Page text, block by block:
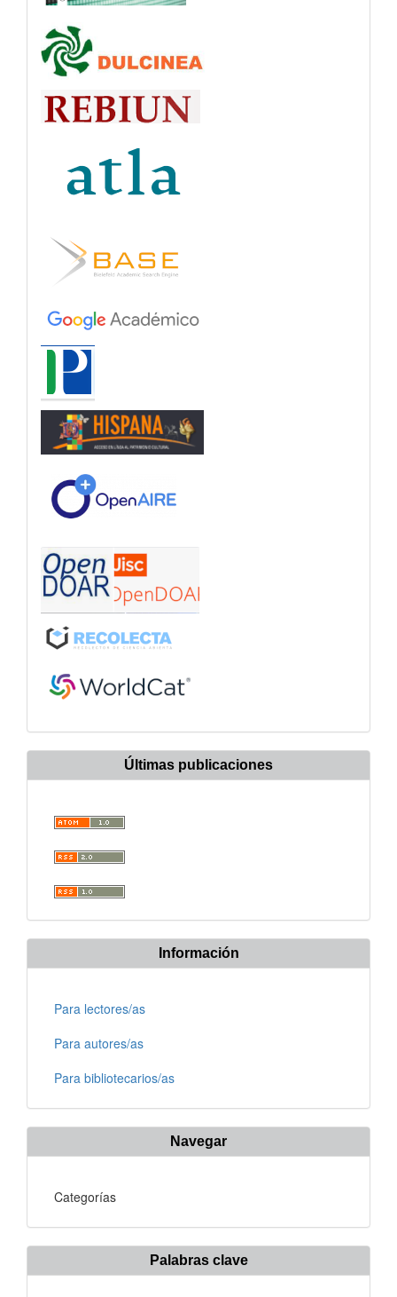
Últimas publicaciones
Información
Para lectores/as
Para autores/as
Para bibliotecarios/as
Navegar
Categorías
Palabras clave